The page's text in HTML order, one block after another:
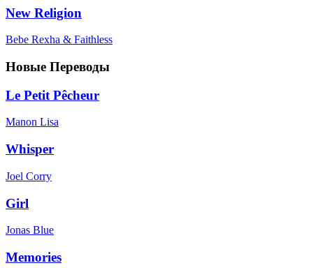
New Religion
Bebe Rexha & Faithless
Новые Переводы
Le Petit Pêcheur
Manon Lisa
Whisper
Joel Corry
Girl
Jonas Blue
Memories